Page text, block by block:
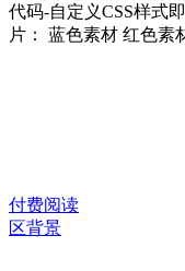
代码-自定义CSS样式
片： 蓝色素材 红色素
付费阅读
区背景